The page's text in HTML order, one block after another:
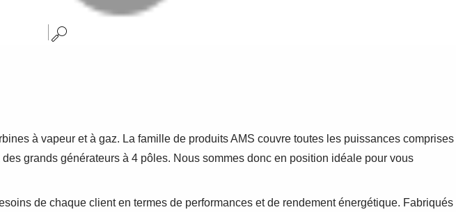
à vapeur et à gaz. La famille de produits AMS couvre toutes les puissances comprises
grands générateurs à 4 pôles. Nous sommes donc en position idéale pour vous
de chaque client en termes de performances et de rendement énergétique. Fabriqués